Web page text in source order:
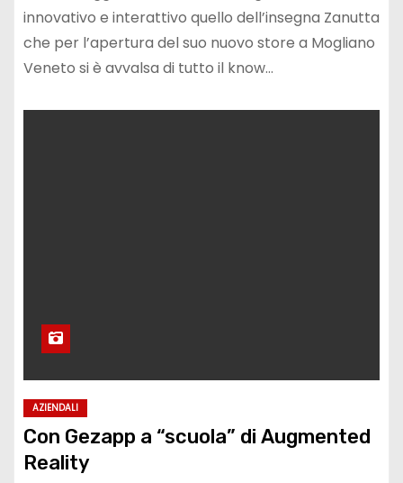
innovativo e interattivo quello dell’insegna Zanutta
che per l’apertura del suo nuovo store a Mogliano
Veneto si è avvalsa di tutto il know…
AZIENDALI
Con Gezapp a “scuola” di Augmented
Reality